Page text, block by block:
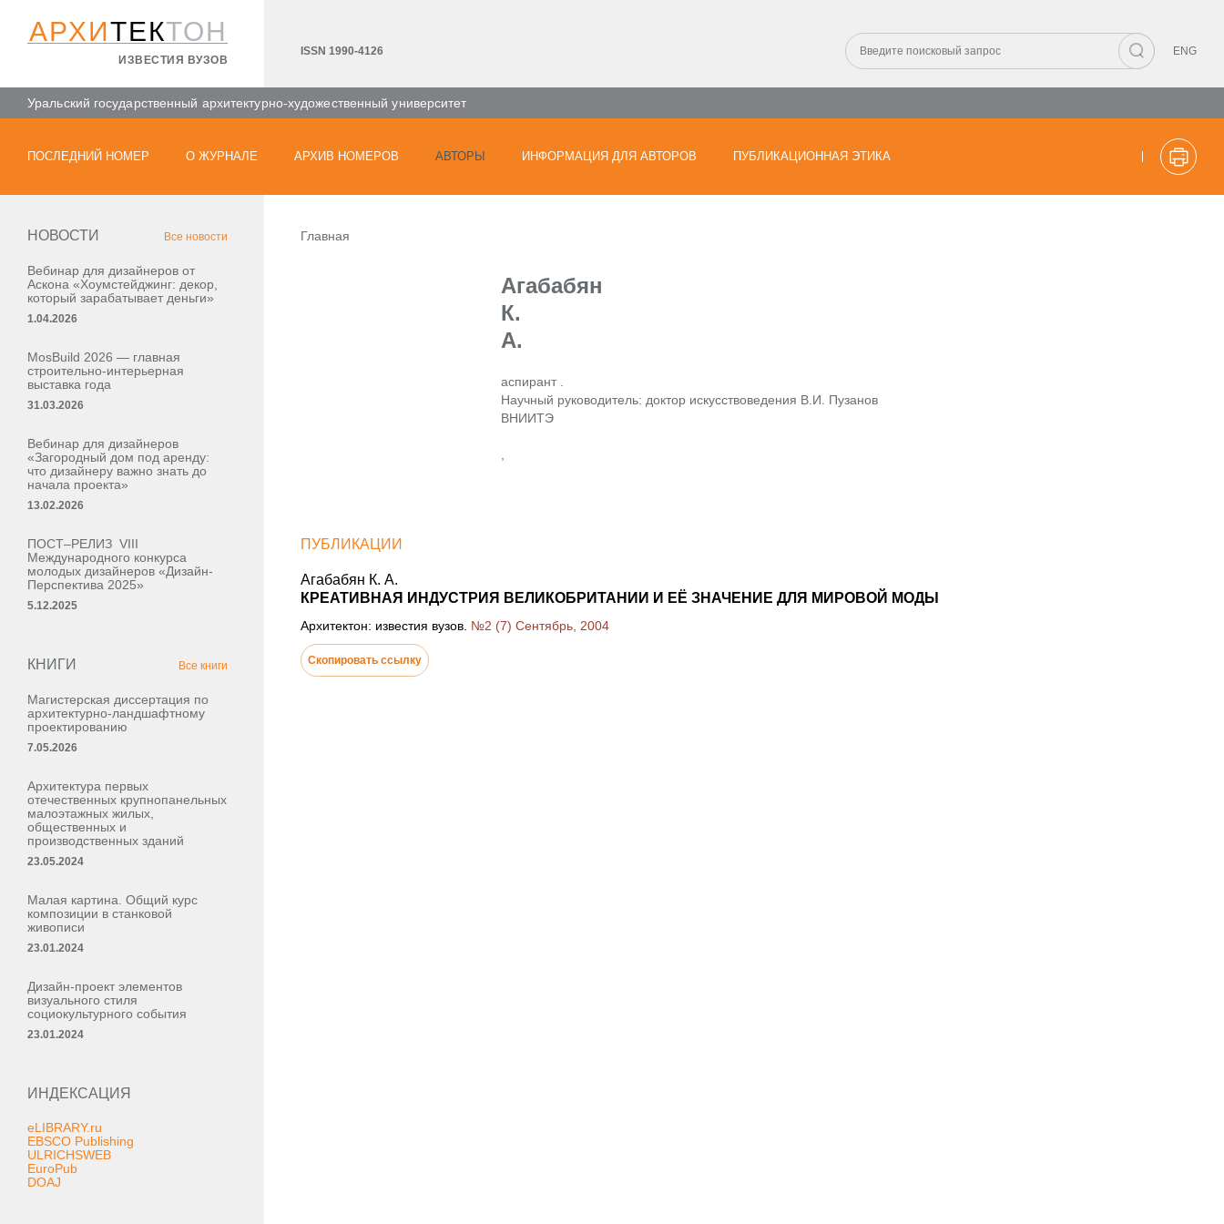
АРХИТЕКТОН
ИЗВЕСТИЯ ВУЗОВ
ISSN 1990-4126 ENG
Уральский государственный архитектурно-художественный университет
ПОСЛЕДНИЙ НОМЕР О ЖУРНАЛЕ АРХИВ НОМЕРОВ АВТОРЫ ИНФОРМАЦИЯ ДЛЯ АВТОРОВ ПУБЛИКАЦИОННАЯ ЭТИКА
НОВОСТИ Все новости
Вебинар для дизайнеров от
Аскона «Хоумстейджинг: декор,
который зарабатывает деньги»
1.04.2026
MosBuild 2026 — главная
строительно-интерьерная
выставка года
31.03.2026
Вебинар для дизайнеров
«Загородный дом под аренду:
что дизайнеру важно знать до
начала проекта»
13.02.2026
ПОСТ–РЕЛИЗ VIII
Международного конкурса
молодых дизайнеров «Дизайн-
Перспектива 2025»
5.12.2025
КНИГИ Все книги
Магистерская диссертация по
архитектурно-ландшафтному
проектированию
7.05.2026
Архитектура первых
отечественных крупнопанельных
малоэтажных жилых,
общественных и
производственных зданий
23.05.2024
Малая картина. Общий курс
композиции в станковой
живописи
23.01.2024
Дизайн-проект элементов
визуального стиля
социокультурного события
23.01.2024
ИНДЕКСАЦИЯ
eLIBRARY.ru
EBSCO Publishing
ULRICHSWEB
EuroPub
DOAJ
Главная
Агабабян
К.
А.
аспирант .
Научный руководитель: доктор искусствоведения В.И. Пузанов
ВНИИТЭ
ПУБЛИКАЦИИ
Агабабян К. А.
КРЕАТИВНАЯ ИНДУСТРИЯ ВЕЛИКОБРИТАНИИ И ЕЁ ЗНАЧЕНИЕ ДЛЯ МИРОВОЙ МОДЫ
Архитектон: известия вузов. №2 (7) Сентябрь, 2004
Скопировать ссылку